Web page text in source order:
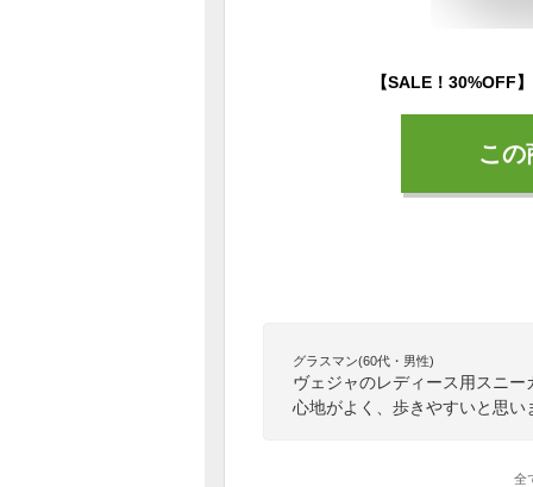
こ
グラスマン(60代・男性)
ヴェジャのレディース用スニ
心地がよく、歩きやすいと思
全